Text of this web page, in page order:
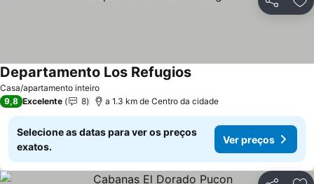
Partilhar
Casa/apartamento inteiro
Departamento Los Refugios
9,8 Excelente 8 a 1.3 km de Centro da cidade
Selecione as datas para ver os preços
exatos.
Ver preços